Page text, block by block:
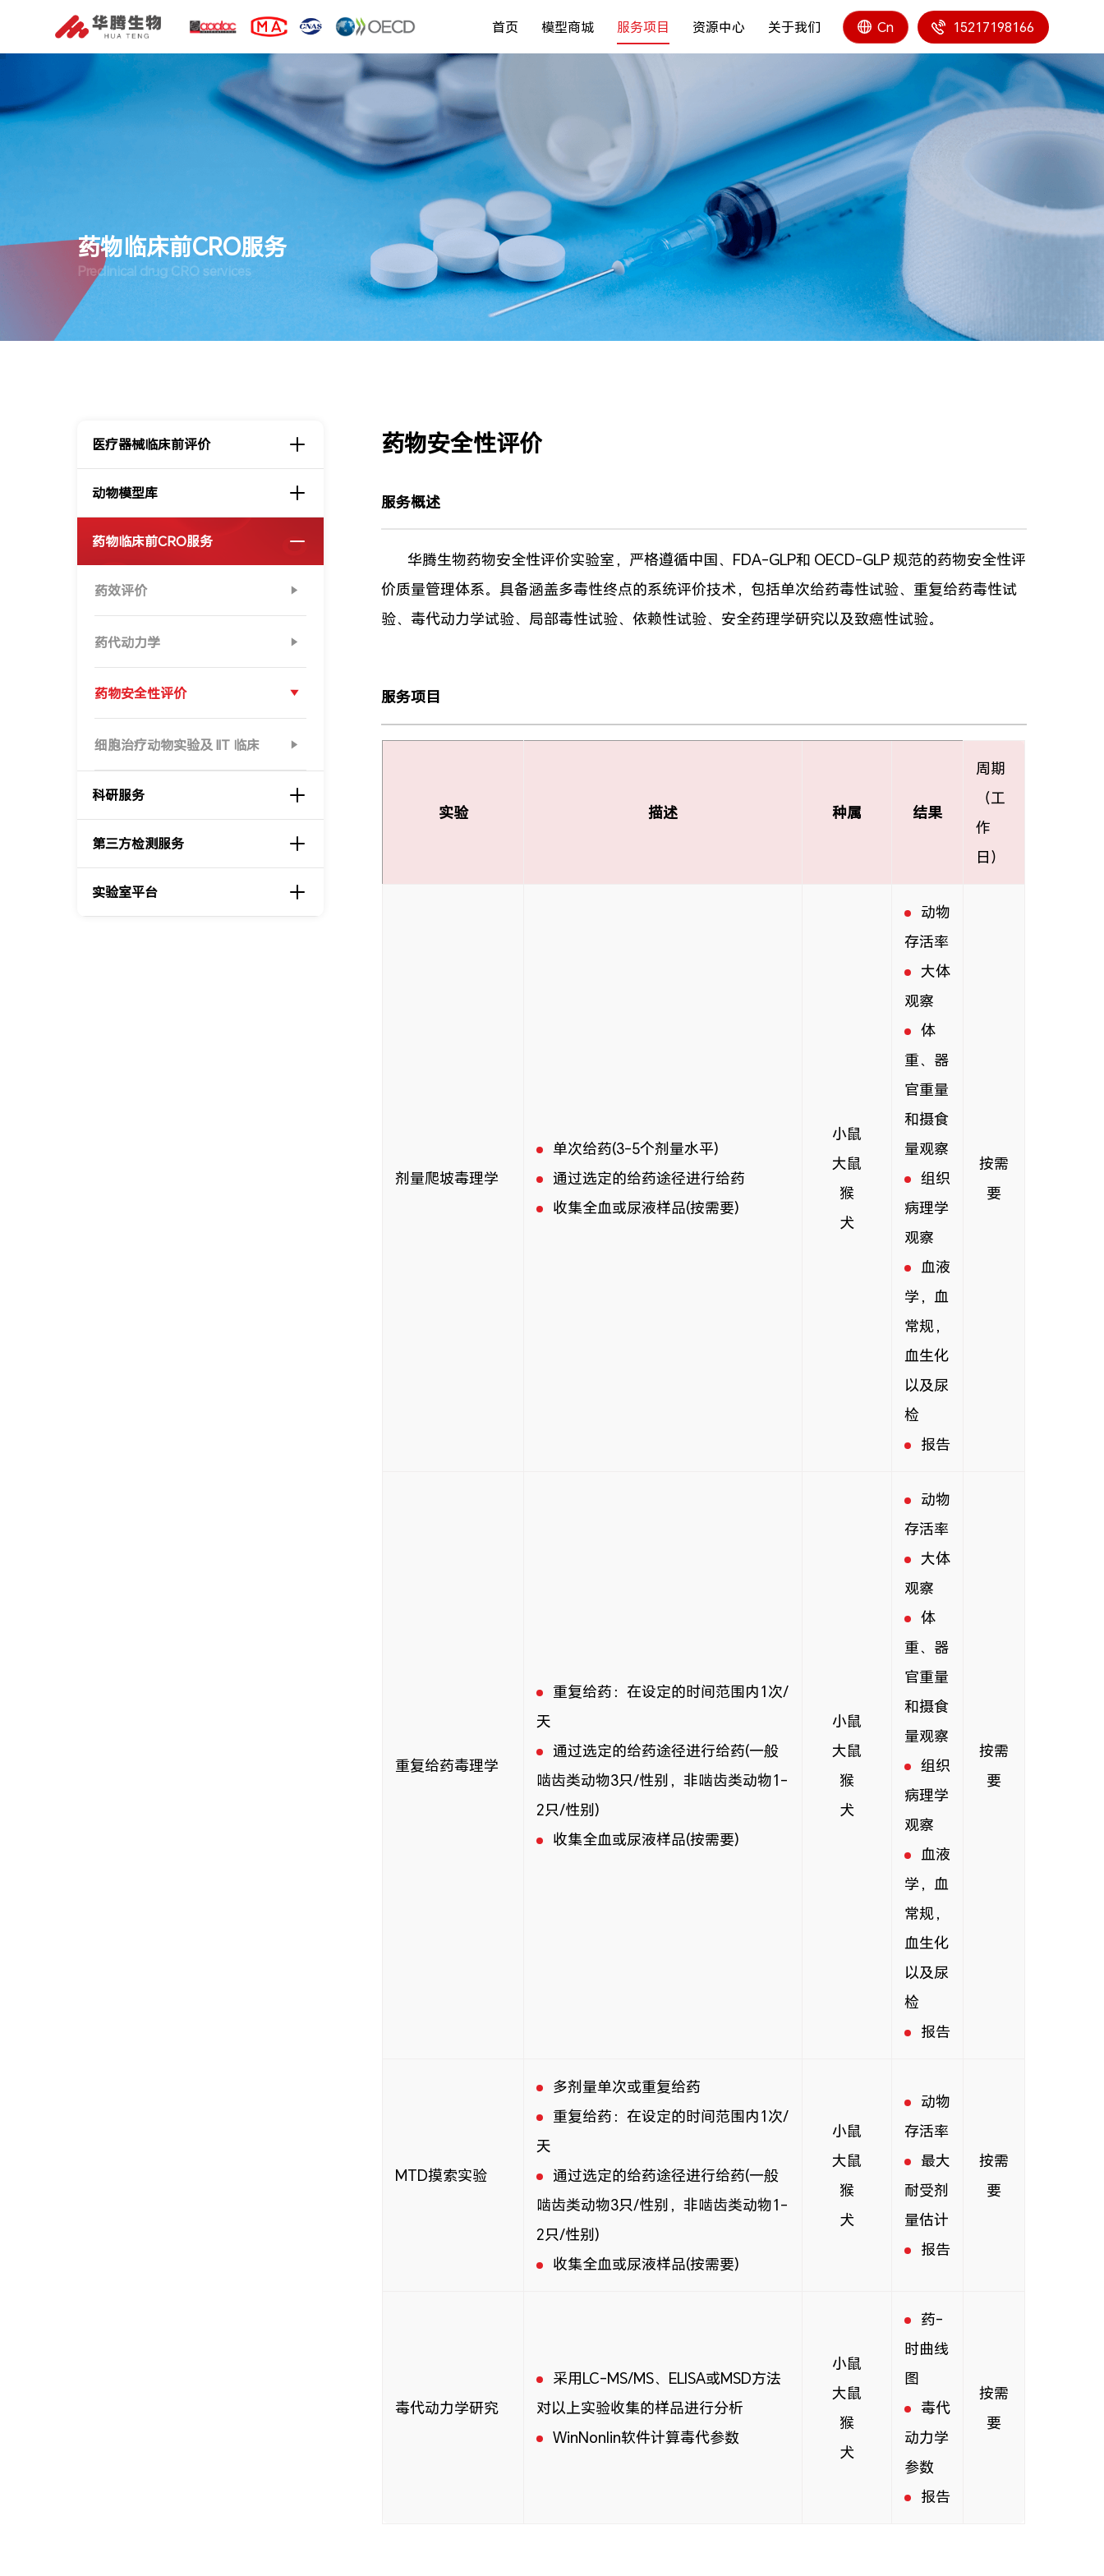
首页 模型商城 服务项目 资源中心 关于我们 Cn 15217198166
药物临床前CRO服务
Preclinical drug CRO services
医疗器械临床前评价
动物模型库
药物临床前CRO服务
药效评价
药代动力学
药物安全性评价
细胞治疗动物实验及 IIT 临床
科研服务
第三方检测服务
实验室平台
药物安全性评价
服务概述
华腾生物药物安全性评价实验室，严格遵循中国、FDA-GLP和 OECD-GLP 规范的药物安全性评
价质量管理体系。具备涵盖多毒性终点的系统评价技术，包括单次给药毒性试验、重复给药毒性试
验、毒代动力学试验、局部毒性试验、依赖性试验、安全药理学研究以及致癌性试验。
服务项目
实验 描述 种属 结果
周期
（工
作
日）
剂量爬坡毒理学
单次给药(3-5个剂量水平)
通过选定的给药途径进行给药
收集全血或尿液样品(按需要)
小鼠
大鼠
猴
犬
动物
存活率
大体
观察
体
重、器
官重量
和摄食
量观察
组织
病理学
观察
血液
学，血
常规，
血生化
以及尿
检
报告
按需
要
重复给药毒理学
重复给药：在设定的时间范围内1次/
天
通过选定的给药途径进行给药(一般
啮齿类动物3只/性别，非啮齿类动物1-
2只/性别)
收集全血或尿液样品(按需要)
小鼠
大鼠
猴
犬
动物
存活率
大体
观察
体
重、器
官重量
和摄食
量观察
组织
病理学
观察
血液
学，血
常规，
血生化
以及尿
检
报告
按需
要
MTD摸索实验
多剂量单次或重复给药
重复给药：在设定的时间范围内1次/
天
通过选定的给药途径进行给药(一般
啮齿类动物3只/性别，非啮齿类动物1-
2只/性别)
收集全血或尿液样品(按需要)
小鼠
大鼠
猴
犬
动物
存活率
最大
耐受剂
量估计
报告
按需
要
毒代动力学研究
采用LC-MS/MS、ELISA或MSD方法
对以上实验收集的样品进行分析
WinNonlin软件计算毒代参数
小鼠
大鼠
猴
犬
药-
时曲线
图
毒代
动力学
参数
报告
按需
要